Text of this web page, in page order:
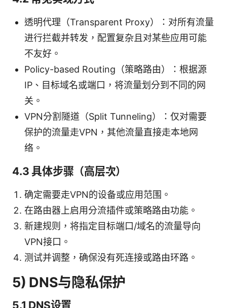
透明代理（Transparent Proxy）：对所有流量
进行拦截并转发，配置复杂且对某些应用可能
不友好。
Policy-based Routing（策略路由）：根据源
IP、目标域名或端口，将流量划分到不同的网
关。
VPN分割隧道（Split Tunneling）：仅对需要
保护的流量走VPN，其他流量直接走本地网
络。
4.3 具体步骤（高层次）
确定需要走VPN的设备或应用范围。
在路由器上启用分流插件或策略路由功能。
新建规则，将指定目标端口/域名的流量导向
VPN接口。
测试并调整，确保没有死连接或路由环路。
5) DNS与隐私保护
5.1 DNS设置